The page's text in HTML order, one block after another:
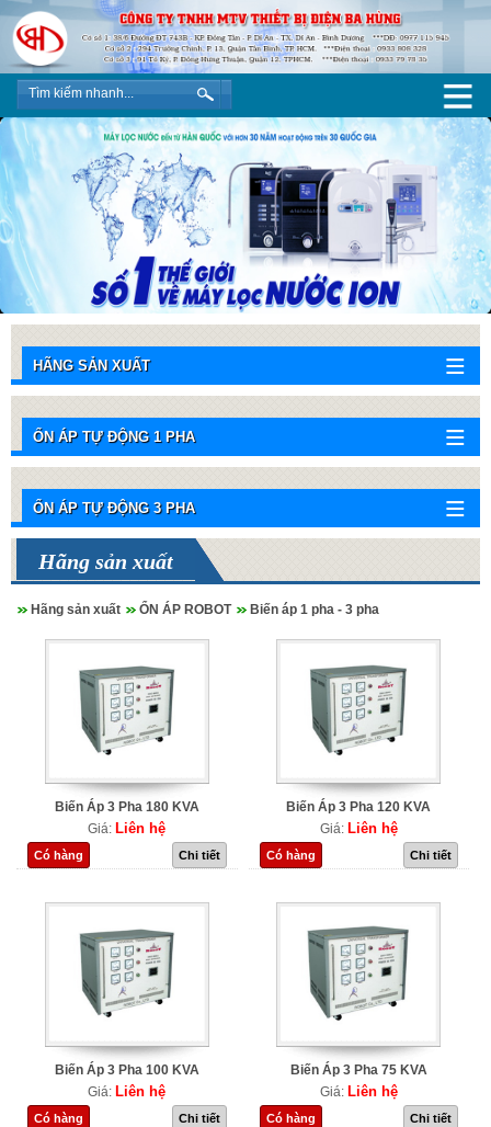
HÃNG SẢN XUẤT
ỔN ÁP TỰ ĐỘNG 1 PHA
ỔN ÁP TỰ ĐỘNG 3 PHA
Hãng sản xuất
Hãng sản xuất ỔN ÁP ROBOT Biến áp 1 pha - 3 pha
Biến Áp 3 Pha 180 KVA
Giá: Liên hệ
Có hàng Chi tiết
Biến Áp 3 Pha 120 KVA
Giá: Liên hệ
Có hàng Chi tiết
Biến Áp 3 Pha 100 KVA
Giá: Liên hệ
Có hàng Chi tiết
Biến Áp 3 Pha 75 KVA
Giá: Liên hệ
Có hàng Chi tiết